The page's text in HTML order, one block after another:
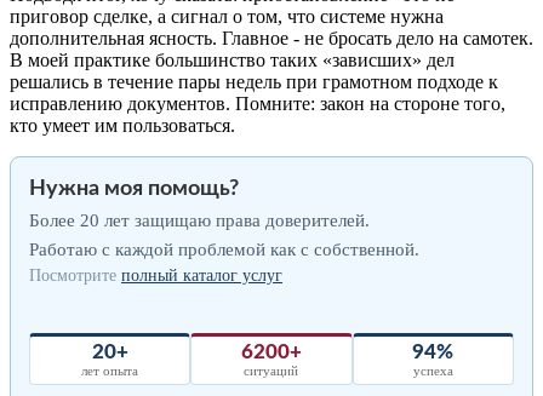
приговор сделке, а сигнал о том, что системе нужна
дополнительная ясность. Главное - не бросать дело на самотек.
В моей практике большинство таких «зависших» дел
решались в течение пары недель при грамотном подходе к
исправлению документов. Помните: закон на стороне того,
кто умеет им пользоваться.
Нужна моя помощь?
Более 20 лет защищаю права доверителей.
Работаю с каждой проблемой как с собственной.
Посмотрите полный каталог услуг
20+
лет опыта
6200+
ситуаций
94%
успеха